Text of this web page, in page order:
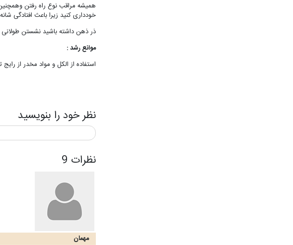
همیشه مراقب نوع راه رفتن
خودداری کنید زیرا باعث افتادگی
ذر ذهن داشته باشید نشستن
موانع رشد :
استفاده از الکل و مواد مخدر از
نظر خود را بنویسید
نظرات 9
مهمان